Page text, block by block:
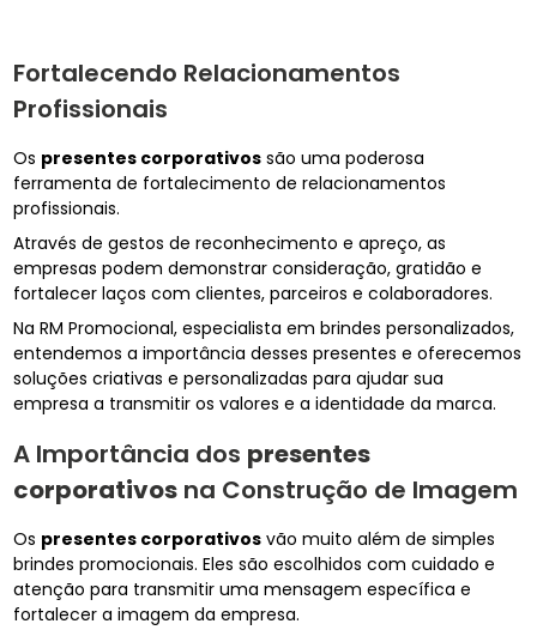
Fortalecendo Relacionamentos
Profissionais
Os presentes corporativos são uma poderosa
ferramenta de fortalecimento de relacionamentos
profissionais.
Através de gestos de reconhecimento e apreço, as
empresas podem demonstrar consideração, gratidão e
fortalecer laços com clientes, parceiros e colaboradores.
Na RM Promocional, especialista em brindes personalizados,
entendemos a importância desses presentes e oferecemos
soluções criativas e personalizadas para ajudar sua
empresa a transmitir os valores e a identidade da marca.
A Importância dos presentes
corporativos na Construção de Imagem
Os presentes corporativos vão muito além de simples
brindes promocionais. Eles são escolhidos com cuidado e
atenção para transmitir uma mensagem específica e
fortalecer a imagem da empresa.